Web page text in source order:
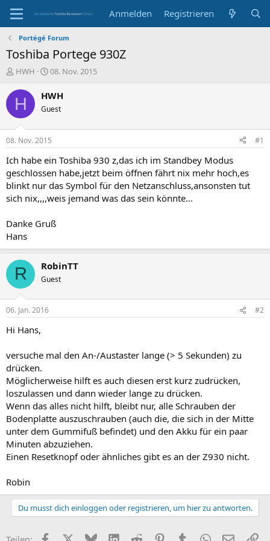
Anmelden Registrieren
Portégé Forum
Toshiba Portege 930Z
E
s
t
e
r
HWH
E
s
e
l
t
a
08. Nov. 2015
H HWH
Guest
08. Nov. 2015 #1
Ich habe ein Toshiba 930 z,das ich im Standbey Modus
geschlossen habe,jetzt beim öffnen fährt nix mehr hoch,es
blinkt nur das Symbol für den Netzanschluss,ansonsten tut
sich nix,,,,weis jemand was das sein könnte...
Danke Gruß
Hans
R RobinTT
Guest
06. Jan. 2016 #2
Hi Hans,
versuche mal den An-/Austaster lange (> 5 Sekunden) zu
drücken.
Möglicherweise hilft es auch diesen erst kurz zudrücken,
loszulassen und dann wieder lange zu drücken.
Wenn das alles nicht hilft, bleibt nur, alle Schrauben der
Bodenplatte auszuschrauben (auch die, die sich in der Mitte
unter dem Gummifuß befindet) und den Akku für ein paar
Minuten abzuziehen.
Einen Resetknopf oder ähnliches gibt es an der Z930 nicht.
Robin
Du musst dich einloggen oder registrieren, um hier zu antworten.
Facebook BlueskyLinkedIn
Reddit PinterestTumblr WhatsApp
E-Mail